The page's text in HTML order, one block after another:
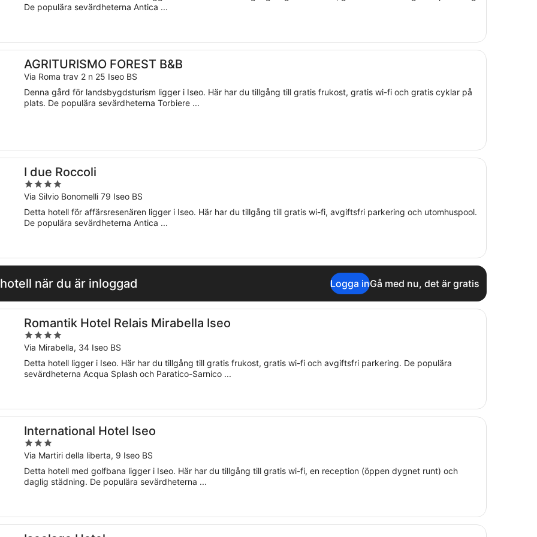
5
De populära sevärdheterna Antica ...
AGRITURISMO FOREST B&B
Via Roma trav 2 n 25 Iseo BS
Denna gård för landsbygdsturism ligger i Iseo. Här har du tillgång till gratis frukost, gratis wi-fi och gratis cyklar på
plats. De populära sevärdheterna Torbiere ...
I due Roccoli
4
out
of
5
Via Silvio Bonomelli 79 Iseo BS
Detta hotell för affärsresenären ligger i Iseo. Här har du tillgång till gratis wi-fi, avgiftsfri parkering och utomhuspool.
De populära sevärdheterna Antica ...
när du är inloggad Logga inGå med nu, det är gratis
Romantik Hotel Relais Mirabella Iseo
4
out
of
5
Via Mirabella, 34 Iseo BS
Detta hotell ligger i Iseo. Här har du tillgång till gratis frukost, gratis wi-fi och avgiftsfri parkering. De populära
sevärdheterna Acqua Splash och Paratico-Sarnico ...
International Hotel Iseo
3
out
of
5
Via Martiri della liberta, 9 Iseo BS
Detta hotell med golfbana ligger i Iseo. Här har du tillgång till gratis wi-fi, en reception (öppen dygnet runt) och
daglig städning. De populära sevärdheterna ...